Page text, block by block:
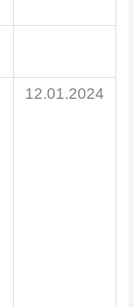
12.01.2024